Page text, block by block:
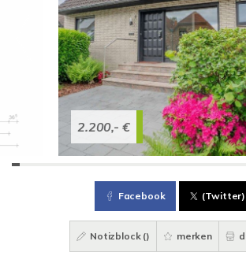
2.200,- €
Facebook (Twitter)
Notizblock () merken